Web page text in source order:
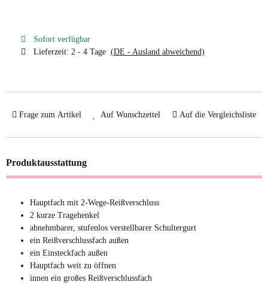
Sofort verfügbar
Lieferzeit: 2 - 4 Tage (DE - Ausland abweichend)
Frage zum Artikel Auf Wunschzettel Auf die Vergleichsliste
Produktausstattung
Hauptfach mit 2-Wege-Reißverschluss
2 kurze Tragehenkel
abnehmbarer, stufenlos verstellbarer Schultergurt
ein Reißverschlussfach außen
ein Einsteckfach außen
Hauptfach weit zu öffnen
innen ein großes Reißverschlussfach